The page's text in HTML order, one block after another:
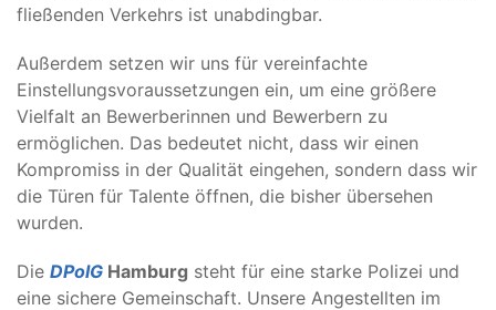
fließenden Verkehrs ist unabdingbar.
Außerdem setzen wir uns für vereinfachte
Einstellungsvoraussetzungen ein, um eine größere
Vielfalt an Bewerberinnen und Bewerbern zu
ermöglichen. Das bedeutet nicht, dass wir einen
Kompromiss in der Qualität eingehen, sondern dass wir
die Türen für Talente öffnen, die bisher übersehen
wurden.
Die DPolG Hamburg steht für eine starke Polizei und
eine sichere Gemeinschaft. Unsere Angestellten im